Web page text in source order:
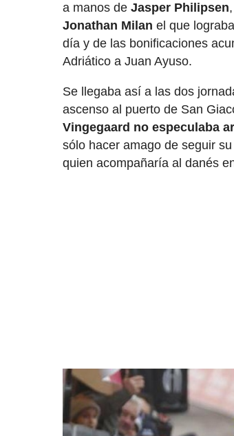
a manos deJasper Philipsen
Jonathan Milan el que
día y de las bonificaciones
Adriático a Juan Ayuso.
Se llegaba así a las dos
ascenso al puerto de San
Vingegaard no especulaba
sólo hacer amago de seguir
quien acompañaría al danés